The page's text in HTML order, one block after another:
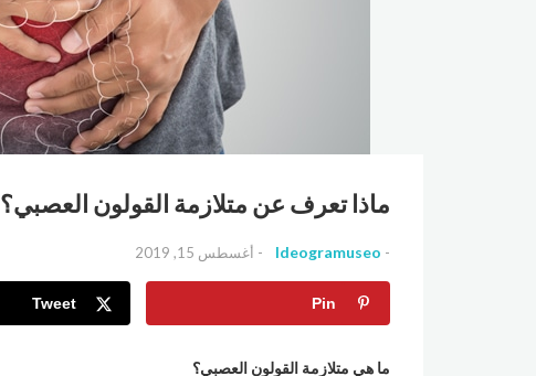
ماذا تعرف عن متلازمة القولون العصبي؟
Ideogramuseo أغسطس 15, 2019
Tweet Pin
ما هي متلازمة القولون العصبي؟